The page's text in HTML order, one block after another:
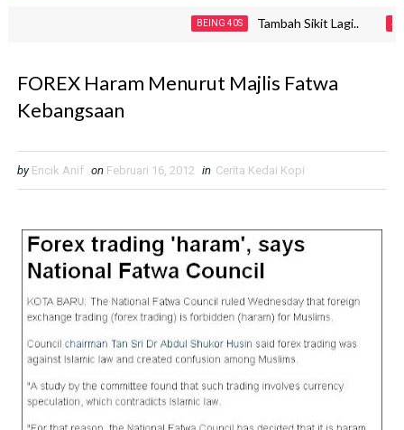
BEING 40S Tambah Sikit Lagi..
FOREX Haram Menurut Majlis Fatwa
Kebangsaan
by Encik Anif on Februari 16, 2012 in Cerita Kedai Kopi